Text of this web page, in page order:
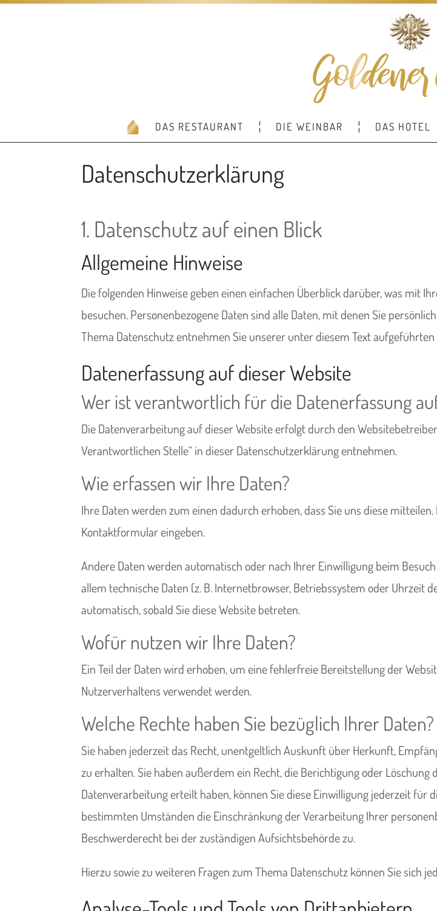
DAS RESTAURANT DIE WEINBAR DAS HOTEL
Datenschutzerklärung
1. Datenschutz auf einen Blick
Allgemeine Hinweise
Die folgenden Hinweise geben einen einfachen Überblick darüber, was mit
besuchen. Personenbezogene Daten sind alle Daten, mit denen Sie
Thema Datenschutz entnehmen Sie unserer unter diesem Text
Datenerfassung auf dieser Website
Wer ist verantwortlich für die Datenerfassung
Die Datenverarbeitung auf dieser Website erfolgt durch den
Verantwortlichen Stelle“ in dieser Datenschutzerklärung entnehmen.
Wie erfassen wir Ihre Daten?
Ihre Daten werden zum einen dadurch erhoben, dass Sie uns diese
Kontaktformular eingeben.
Andere Daten werden automatisch oder nach Ihrer Einwilligung beim
allem technische Daten (z. B. Internetbrowser, Betriebssystem oder Uhrzeit
automatisch, sobald Sie diese Website betreten.
Wofür nutzen wir Ihre Daten?
Ein Teil der Daten wird erhoben, um eine fehlerfreie Bereitstellung der
Nutzerverhaltens verwendet werden.
Welche Rechte haben Sie bezüglich Ihrer Daten?
Sie haben jederzeit das Recht, unentgeltlich Auskunft über Herkunft,
zu erhalten. Sie haben außerdem ein Recht, die Berichtigung oder
Datenverarbeitung erteilt haben, können Sie diese Einwilligung jederzeit
bestimmten Umständen die Einschränkung der Verarbeitung Ihrer
Beschwerderecht bei der zuständigen Aufsichtsbehörde zu.
Hierzu sowie zu weiteren Fragen zum Thema Datenschutz können Sie sich